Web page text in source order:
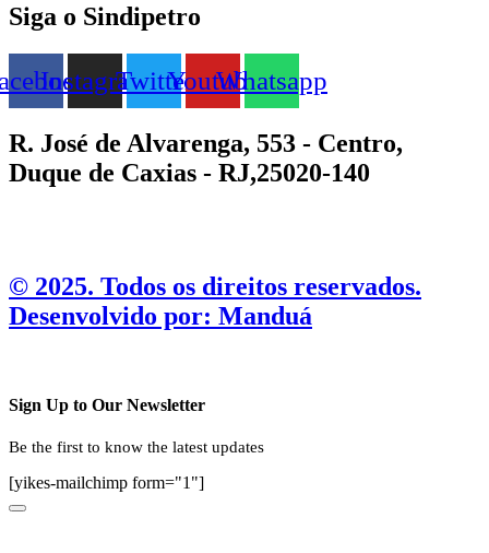
Siga o Sindipetro
InstagramTwitterYoutubeWhatsapp
R. José de Alvarenga, 553 - Centro,
Duque de Caxias - RJ,25020-140
©️ 2025. Todos os direitos reservados.
Desenvolvido por: Manduá
Sign Up to Our Newsletter
Be the first to know the latest updates
[yikes-mailchimp form="1"]